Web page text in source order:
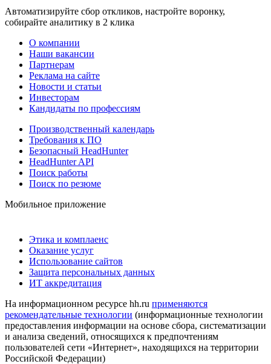
Автоматизируйте сбор откликов, настройте воронку,
собирайте аналитику в 2 клика
О компании
Наши вакансии
Партнерам
Реклама на сайте
Новости и статьи
Инвесторам
Кандидаты по профессиям
Производственный календарь
Требования к ПО
Безопасный HeadHunter
HeadHunter API
Поиск работы
Поиск по резюме
Мобильное приложение
Этика и комплаенс
Оказание услуг
Использование сайтов
Защита персональных данных
ИТ аккредитация
На информационном ресурсе hh.ru применяются
рекомендательные технологии (информационные технологии
предоставления информации на основе сбора, систематизации
и анализа сведений, относящихся к предпочтениям
пользователей сети «Интернет», находящихся на территории
Российской Федерации)